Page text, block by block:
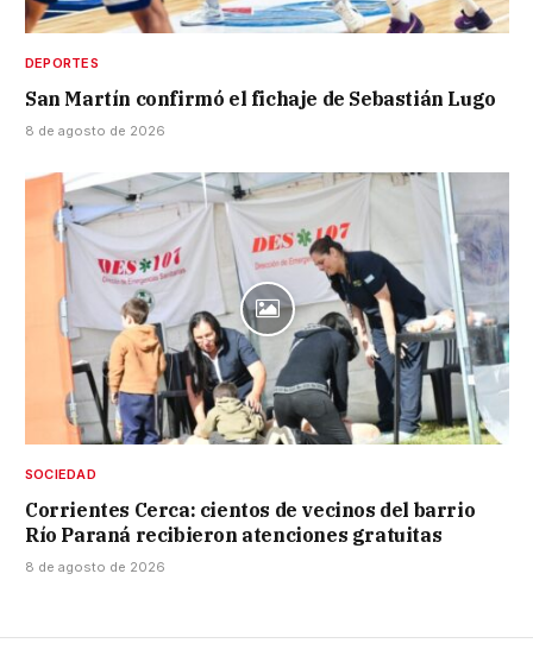
DEPORTES
San Martín confirmó el fichaje de Sebastián Lugo
8 de agosto de 2026
SOCIEDAD
Corrientes Cerca: cientos de vecinos del barrio
Río Paraná recibieron atenciones gratuitas
8 de agosto de 2026